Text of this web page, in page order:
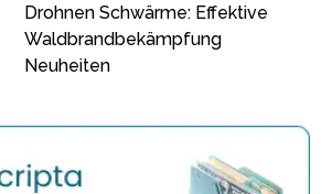
Drohnen Schwärme: Effektive
Waldbrandbekämpfung
Neuheiten